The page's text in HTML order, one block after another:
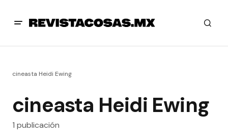
cineasta Heidi Ewing
cineasta Heidi Ewing
1 publicación